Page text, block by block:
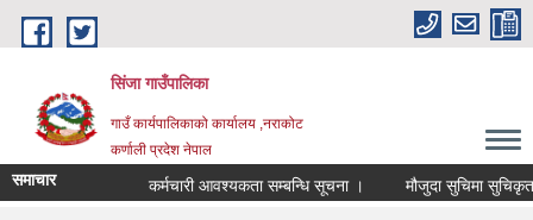
Skip to main content
सिंजा गाउँपालिका
गाउँ कार्यपालिकाको कार्यालय ,नराकोट
कर्णाली प्रदेश नेपाल
समाचार कर्मचारी आवश्यकता सम्बन्धि सूचना । मौजुदा सुचिमा सुचिकृत हुने